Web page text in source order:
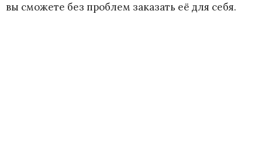
вы сможете без проблем заказать её для себя.